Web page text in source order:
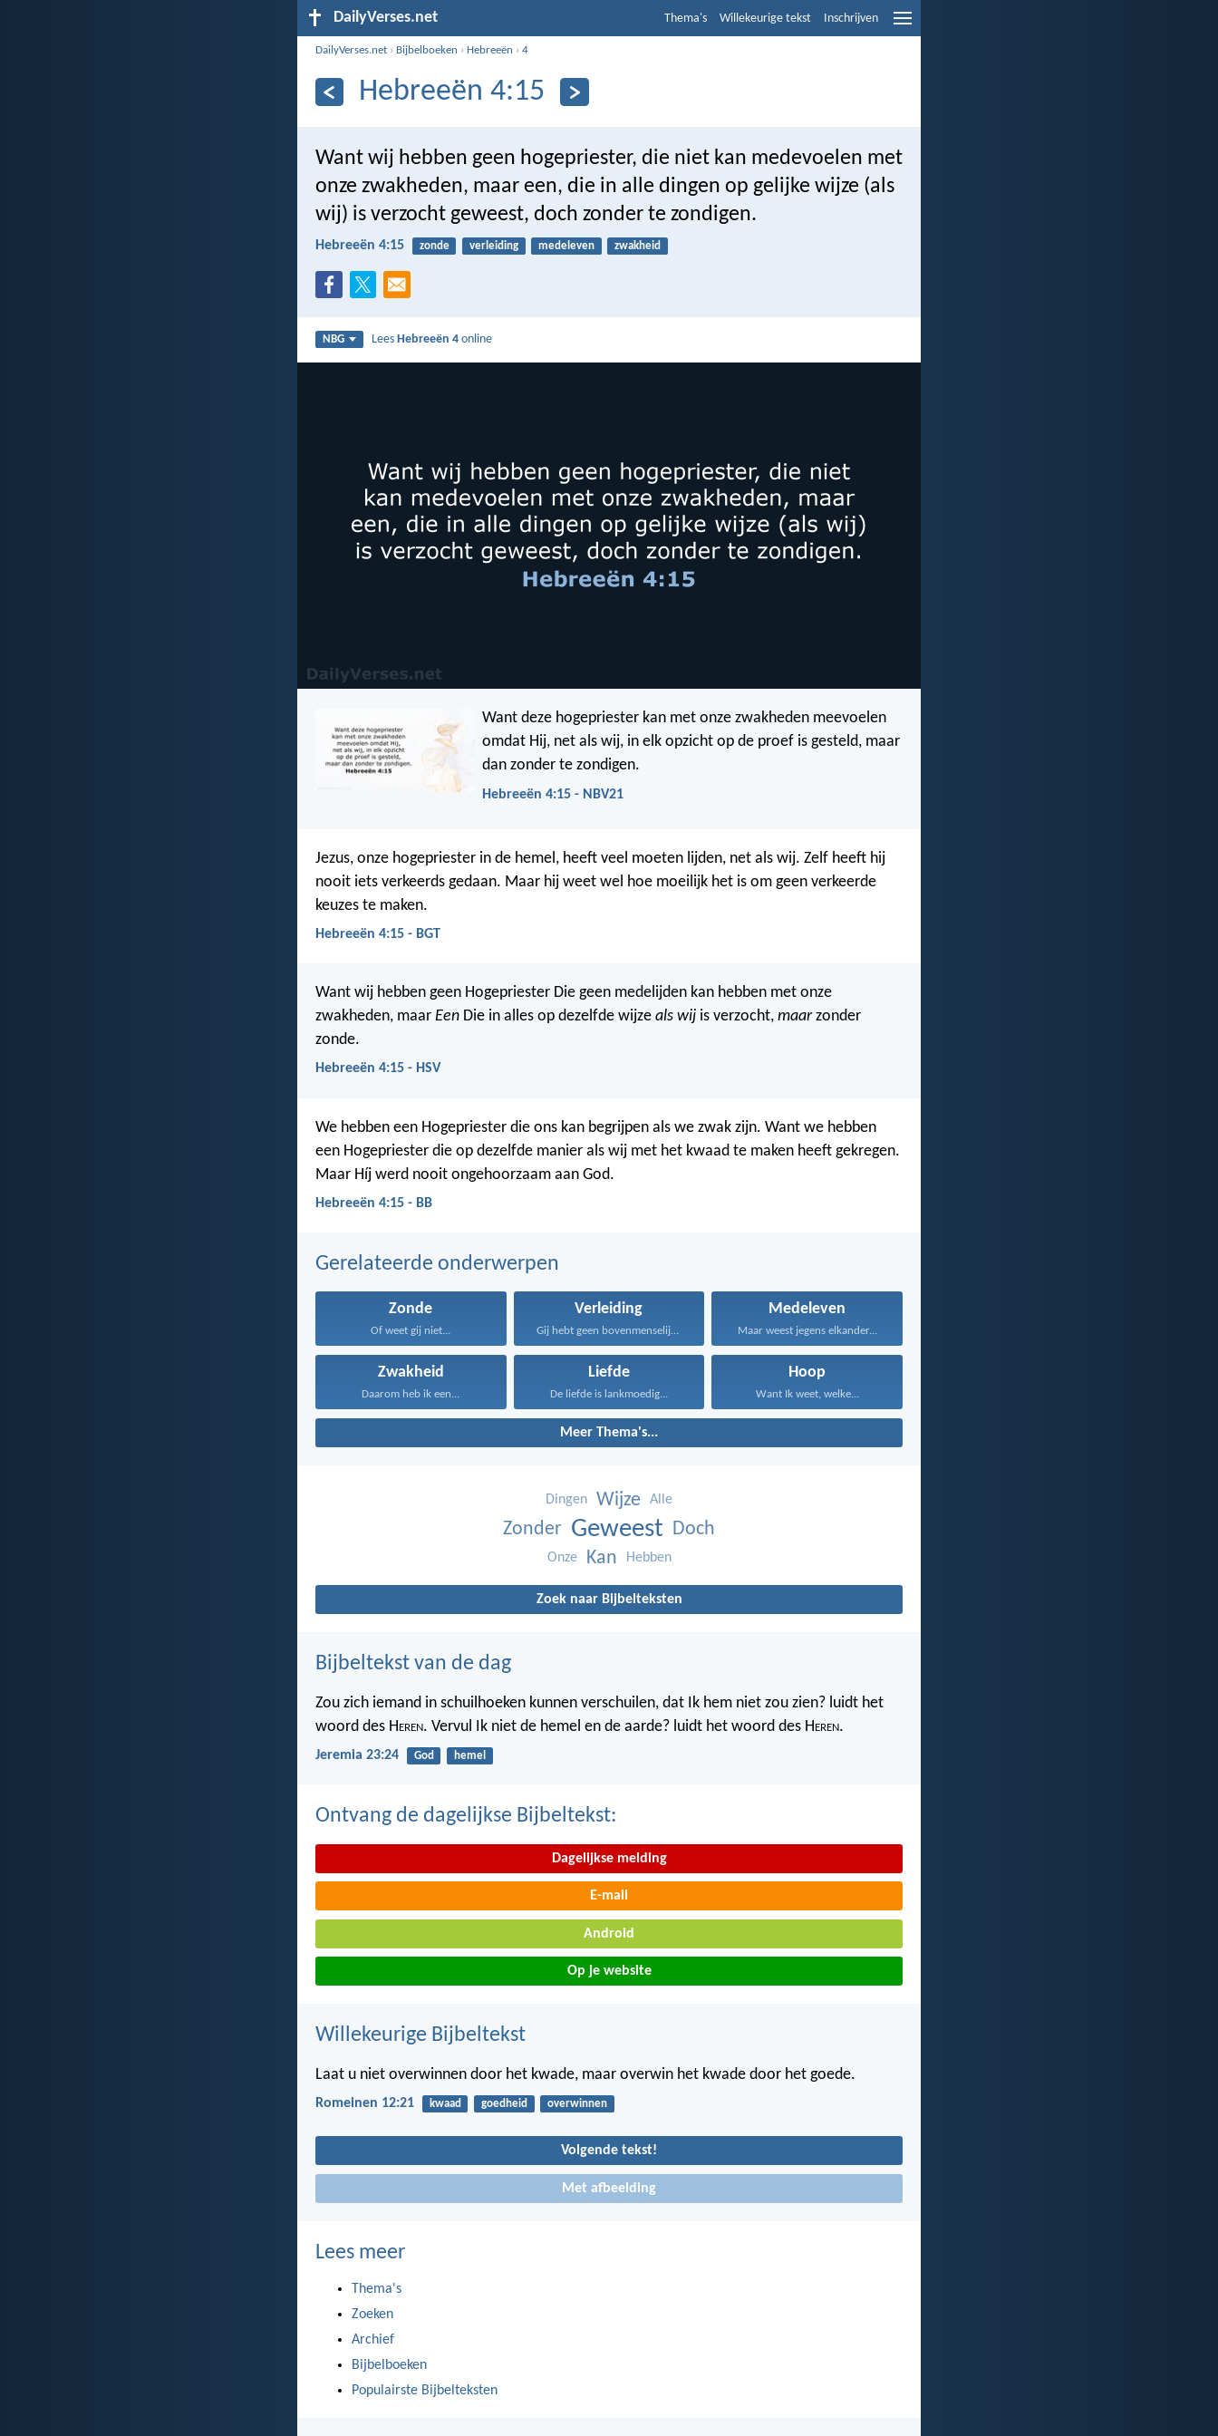
DailyVerses.net Thema's Willekeurige tekst Inschrijven
DailyVerses.net › Bijbelboeken › Hebreeën ›4
Hebreeën 4:15
Want wij hebben geen hogepriester, die niet kan medevoelen met
onze zwakheden, maar een, die in alle dingen op gelijke wijze (als
wij) is verzocht geweest, doch zonder te zondigen.
Hebreeën 4:15 zonde verleiding medeleven zwakheid
NBG LeesHebreeën 4 online
Want deze hogepriester kan met onze zwakheden meevoelen
omdat Hij, net als wij, in elk opzicht op de proef is gesteld, maar
dan zonder te zondigen.
Hebreeën 4:15 - NBV21
Jezus, onze hogepriester in de hemel, heeft veel moeten lijden, net als wij. Zelf heeft hij
nooit iets verkeerds gedaan. Maar hij weet wel hoe moeilijk het is om geen verkeerde
keuzes te maken.
Hebreeën 4:15 - BGT
Want wij hebben geen Hogepriester Die geen medelijden kan hebben met onze
zwakheden, maar Een Die in alles op dezelfde wijze als wij is verzocht, maarzonder
zonde.
Hebreeën 4:15 - HSV
We hebben een Hogepriester die ons kan begrijpen als we zwak zijn. Want we hebben
een Hogepriester die op dezelfde manier als wij met het kwaad te maken heeft gekregen.
Maar Híj werd nooit ongehoorzaam aan God.
Hebreeën 4:15 - BB
Gerelateerde onderwerpen
Zonde
Of weet gij niet...
Verleiding
Gij hebt geen bovenmenselijke...
Medeleven
Maar weest jegens elkander...
Zwakheid
Daarom heb ik een...
Liefde
De liefde is lankmoedig...
Hoop
Want Ik weet, welke...
Meer Thema's...
Dingen Wijze Alle
Zonder Geweest Doch
Onze Kan Hebben
Zoek naar Bijbelteksten
Bijbeltekst van de dag
Zou zich iemand in schuilhoeken kunnen verschuilen, dat Ik hem niet zou zien? luidt het
woord des Heren. Vervul Ik niet de hemel en de aarde? luidt het woord des Heren.
Jeremia 23:24 God hemel
Ontvang de dagelijkse Bijbeltekst:
Dagelijkse melding
E-mail
Android
Op je website
Willekeurige Bijbeltekst
Laat u niet overwinnen door het kwade, maar overwin het kwade door het goede.
Romeinen 12:21 kwaad goedheid overwinnen
Volgende tekst!
Met afbeelding
Lees meer
Thema's
Zoeken
Archief
Bijbelboeken
Populairste Bijbelteksten